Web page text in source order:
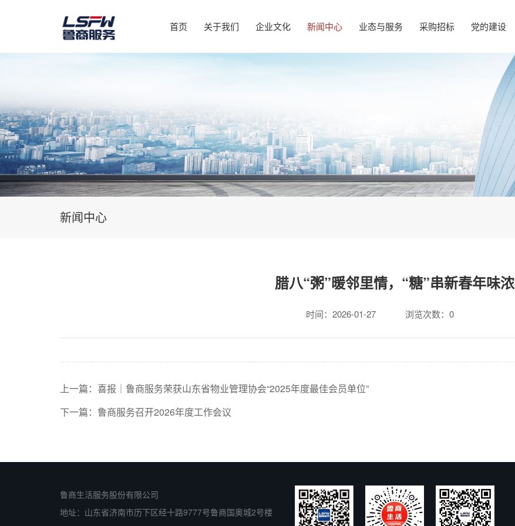
首页 关于我们 企业文化 新闻中心 业态与服务 采购招标 党的建设
新闻中心
腊八“粥”暖邻里情，“糖”串新春年味浓
时间：2026-01-27 浏览次数： 0
上一篇： 喜报｜鲁商服务荣获山东省物业管理协会“2025年度最佳会员单位”
下一篇： 鲁商服务召开2026年度工作会议
鲁商生活服务股份有限公司
地址：山东省济南市历下区经十路9777号鲁商国奥城2号楼